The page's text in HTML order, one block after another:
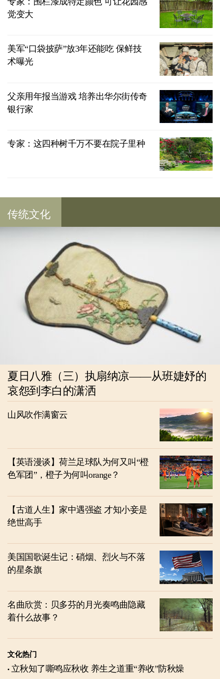
觉变大
美军“口袋披萨”放3年还能吃 保鲜技
术曝光
父亲用年报当游戏 培养出华尔街传奇
银行家
专家：这四种树千万不要在院子里种
传统文化
夏日八雅（三）执扇纳凉——从班婕妤的
哀怨到李白的潇洒
山风吹作满窗云
【英语漫谈】荷兰足球队为何又叫“橙
色军团”，橙子为何叫orange？
【古道人生】家中遇强盗 才知小妾是
绝世高手
美国国歌诞生记：硝烟、烈火与不落
的星条旗
名曲欣赏：贝多芬的月光奏鸣曲隐藏
着什么故事？
文化热门
立秋知了嘶鸣应秋收 养生之道重“养收”防秋燥